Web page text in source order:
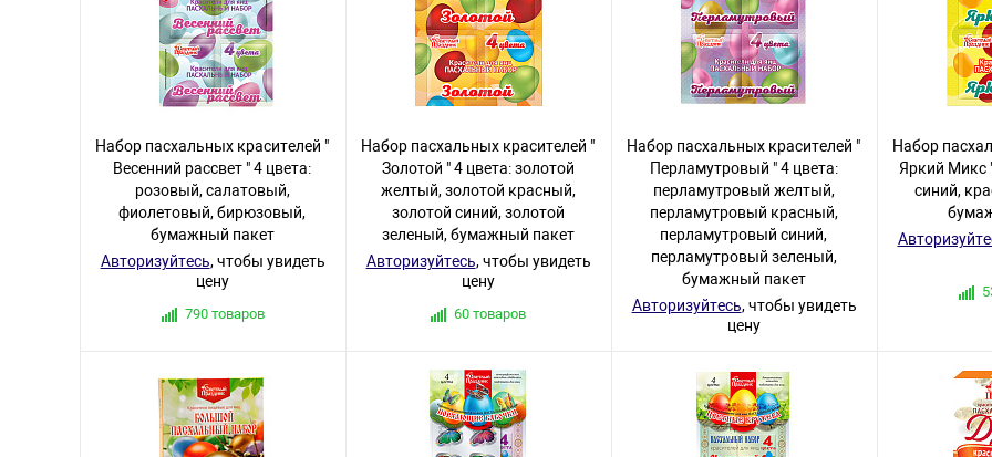
Набор пасхальных красителей "
Весенний рассвет " 4 цвета:
розовый, салатовый,
фиолетовый, бирюзовый,
бумажный пакет
Авторизуйтесь, чтобы увидеть
цену
790 товаров
Набор пасхальных красителей "
Золотой " 4 цвета: золотой
желтый, золотой красный,
золотой синий, золотой
зеленый, бумажный пакет
Авторизуйтесь, чтобы увидеть
цену
60 товаров
Набор пасхальных красителей "
Перламутровый " 4 цвета:
перламутровый желтый,
перламутровый красный,
перламутровый синий,
перламутровый зеленый,
бумажный пакет
Авторизуйтесь, чтобы увидеть
цену
Набор
Яркий Микс
синий,